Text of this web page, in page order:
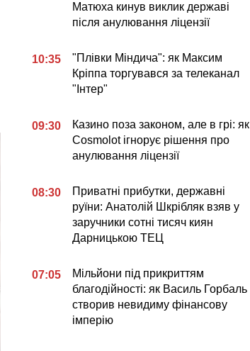
Матюха кинув виклик державі
після анулювання ліцензії
10:35
"Плівки Міндича": як Максим
Кріппа торгувався за телеканал
"Інтер"
09:30
Казино поза законом, але в грі: як
Cosmolot ігнорує рішення про
анулювання ліцензії
08:30
Приватні прибутки, державні
руїни: Анатолій Шкрібляк взяв у
заручники сотні тисяч киян
Дарницькою ТЕЦ
07:05
Мільйони під прикриттям
благодійності: як Василь Горбаль
створив невидиму фінансову
імперію